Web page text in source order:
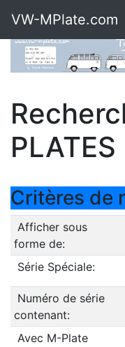
VW-MPlate.com
PLATES
Critères de
Afficher sous
forme de:
Série Spéciale:
Numéro de série
contenant:
Avec M-Plate